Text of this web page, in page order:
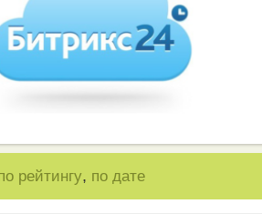
рейтингу, по дате